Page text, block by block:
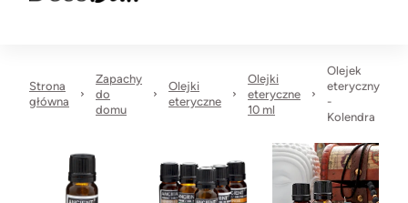
Strona
główna
Zapachy
do
domu
Olejki
eteryczne
Olejki
eteryczne
10 ml
Olejek
eteryczny
-
Kolendra